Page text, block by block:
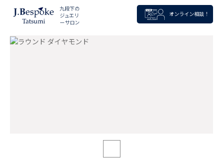
九段下の
ジュエリ
ーサロン
オンライン相談！